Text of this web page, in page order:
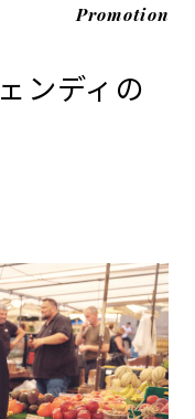
Promotion
ンディの